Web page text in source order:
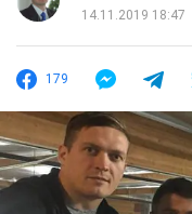
14.11.2019 18:47
179